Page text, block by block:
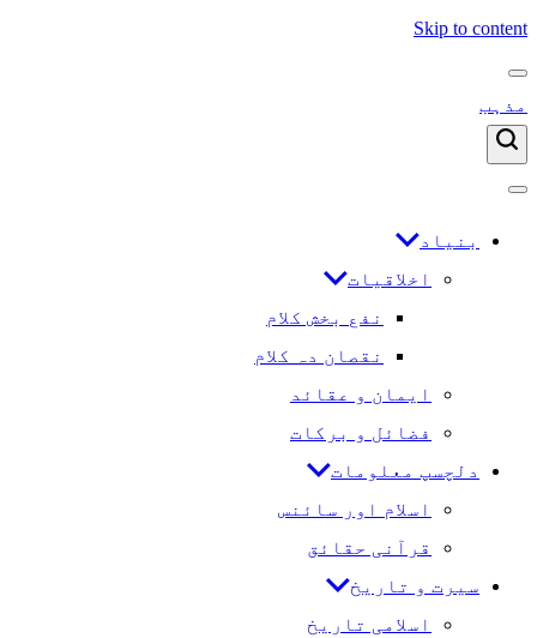
Skip to content
مذہب
بنیاد
اخلاقیات
نفع بخش کلام
نقصان دہ کلام
ایمان و عقائد
فضائل و برکات
دلچسپ معلومات
اسلام اور سائنس
قرآنی حقائق
سیرت و تاریخ
اسلامی تاریخ